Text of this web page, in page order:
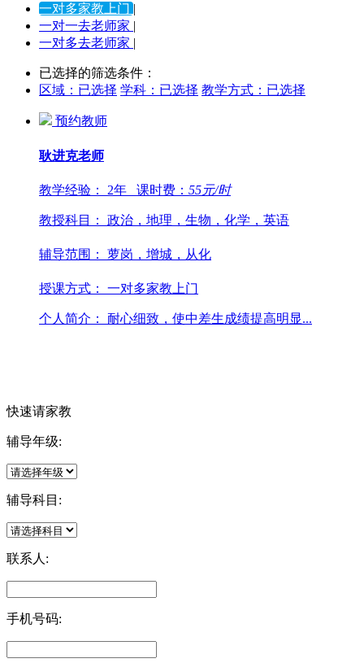
一对多家教上门|
一对一去老师家 |
一对多去老师家 |
已选择的筛选条件：
区域： 已选择 学科： 已选择 教学方式： 已选择
预约教师
耿进克老师
教学经验： 2年 课时费： 55元/时
教授科目： 政治，地理，生物，化学，英语
辅导范围： 萝岗，增城，从化
授课方式： 一对多家教上门
个人简介： 耐心细致，使中差生成绩提高明显...
快速请家教
辅导年级:
辅导科目:
联系人:
手机号码: